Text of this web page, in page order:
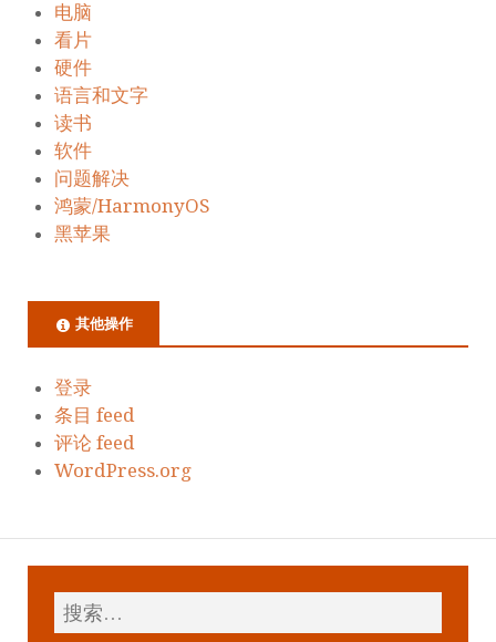
电脑
看片
硬件
语言和文字
读书
软件
问题解决
鸿蒙/HarmonyOS
黑苹果
其他操作
登录
条目 feed
评论 feed
WordPress.org